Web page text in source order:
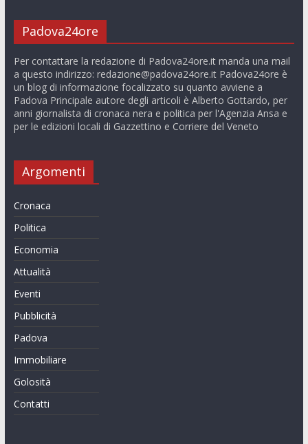
Padova24ore
Per contattare la redazione di Padova24ore.it manda una mail
a questo indirizzo: redazione@padova24ore.itPadova24ore è
un blog di informazione focalizzato su quanto avviene a
Padova Principale autore degli articoli è Alberto Gottardo, per
anni giornalista di cronaca nera e politica per l'Agenzia Ansa e
per le edizioni locali di Gazzettino e Corriere del Veneto
Argomenti
Cronaca
Politica
Economia
Attualità
Eventi
Pubblicità
Padova
Immobiliare
Golosità
Contatti